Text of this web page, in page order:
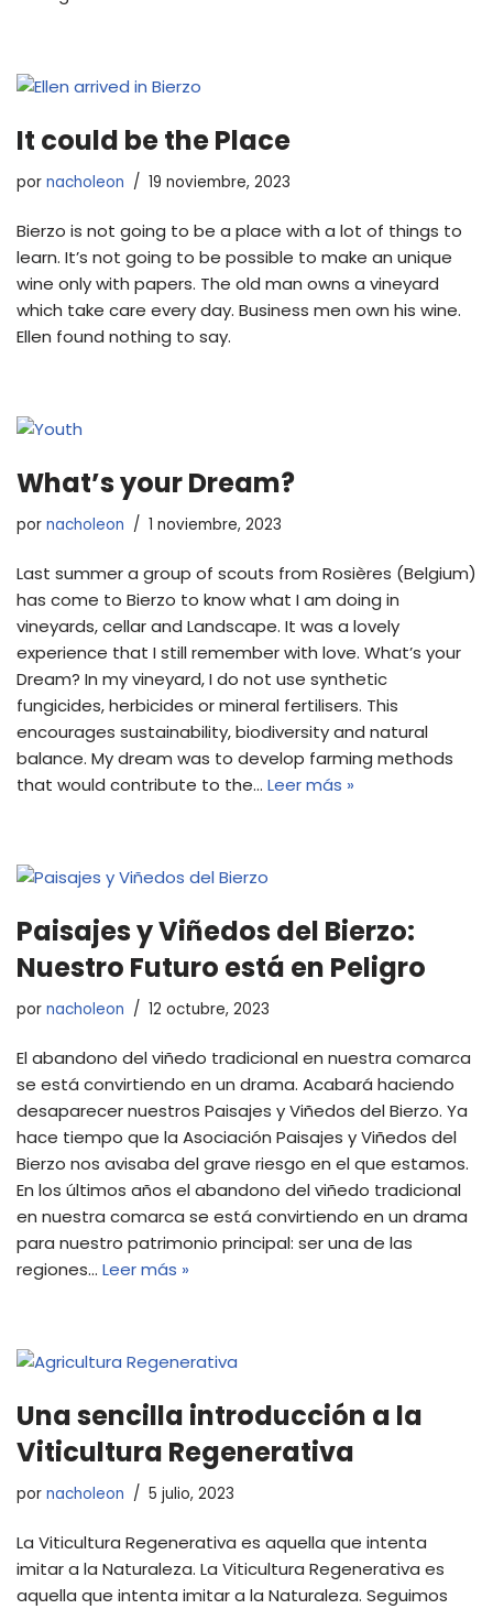
It could be the Place
por nacholeon 19 noviembre, 2023
Bierzo is not going to be a place with a lot of things to
learn. It’s not going to be possible to make an unique
wine only with papers. The old man owns a vineyard
which take care every day. Business men own his wine.
Ellen found nothing to say.
What’s your Dream?
por nacholeon 1 noviembre, 2023
Last summer a group of scouts from Rosières (Belgium)
has come to Bierzo to know what I am doing in
vineyards, cellar and Landscape. It was a lovely
experience that I still remember with love. What’s your
Dream? In my vineyard, I do not use synthetic
fungicides, herbicides or mineral fertilisers. This
encourages sustainability, biodiversity and natural
balance. My dream was to develop farming methods
that would contribute to the… Leer más »
Paisajes y Viñedos del Bierzo:
Nuestro Futuro está en Peligro
por nacholeon 12 octubre, 2023
El abandono del viñedo tradicional en nuestra comarca
se está convirtiendo en un drama. Acabará haciendo
desaparecer nuestros Paisajes y Viñedos del Bierzo. Ya
hace tiempo que la Asociación Paisajes y Viñedos del
Bierzo nos avisaba del grave riesgo en el que estamos.
En los últimos años el abandono del viñedo tradicional
en nuestra comarca se está convirtiendo en un drama
para nuestro patrimonio principal: ser una de las
regiones… Leer más »
Una sencilla introducción a la
Viticultura Regenerativa
por nacholeon 5 julio, 2023
La Viticultura Regenerativa es aquella que intenta
imitar a la Naturaleza. La Viticultura Regenerativa es
aquella que intenta imitar a la Naturaleza. Seguimos